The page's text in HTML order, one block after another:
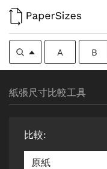
A B
紙張尺寸比較工具
比較:
原紙